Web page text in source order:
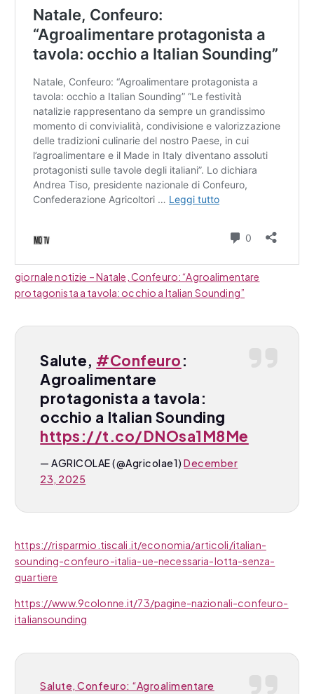
giornale notizie – Natale, Confeuro: “Agroalimentare
protagonista a tavola: occhio a Italian Sounding”
Salute, #Confeuro:
Agroalimentare
protagonista a tavola:
occhio a Italian Sounding
https://t.co/DNOsa1M8Me
— AGRICOLAE (@Agricolae1)December
23, 2025
https://risparmio.tiscali.it/economia/articoli/italian-
sounding-confeuro-italia-ue-necessaria-lotta-senza-
quartiere
https://www.9colonne.it/73/pagine-nazionali-confeuro-
italiansounding
Salute, Confeuro: “Agroalimentare